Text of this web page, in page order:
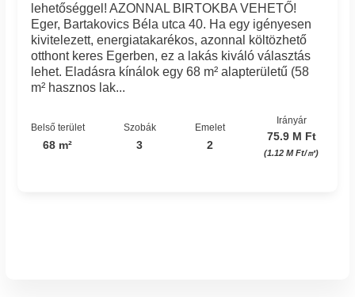
lehetőséggel! AZONNAL BIRTOKBA VEHETŐ!
Eger, Bartakovics Béla utca 40. Ha egy igényesen
kivitelezett, energiatakarékos, azonnal költözhető
otthont keres Egerben, ez a lakás kiváló választás
lehet. Eladásra kínálok egy 68 m² alapterületű (58
m² hasznos lak...
Belső terület
68 m²
Szobák
3
Emelet
2
Irányár
75.9 M Ft
(1.12 M Ft/㎡)